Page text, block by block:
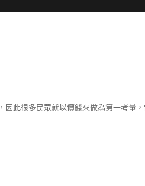
此很多民眾就以價錢來做為第一考量